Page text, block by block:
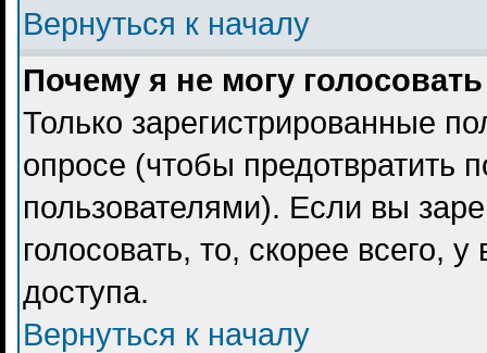
Вернуться к началу
Почему я не могу
Только зарегистрированные
опросе (чтобы предотвратить
пользователями). Если вы
голосовать, то, скорее всего,
доступа.
Вернуться к началу